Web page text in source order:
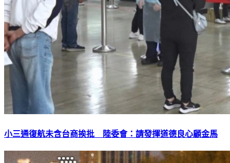
小三通復航未含台商挨批 陸委會：請發揮道德良心顧金馬